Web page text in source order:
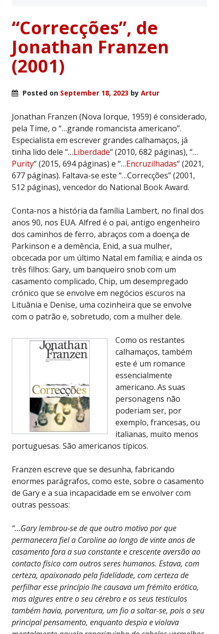
“Correcções”, de
Jonathan Franzen
(2001)
Posted on September 18, 2023 by Artur
Jonathan Franzen (Nova Iorque, 1959) é considerado,
pela Time, o “…grande romancista americano”.
Especialista em escrever grandes calhamaços, já
tinha lido dele “…Liberdade“ (2010, 682 páginas), “…
Purity“ (2015, 694 páginas) e “…Encruzilhadas“ (2021,
677 páginas). Faltava-se este “…Correcções” (2001,
512 páginas), vencedor do National Book Award.
Conta-nos a história da família Lambert, no final dos
anos 90, nos EUA. Alfred é o pai, antigo engenheiro
dos caminhos de ferro, abraços com a doença de
Parkinson e a demência, Enid, a sua mulher,
obcecada por um último Natal em família; e ainda os
três filhos: Gary, um banqueiro snob com um
casamento complicado, Chip, um desempregado
crónico que se envolve em negócios escuros na
Lituânia e Denise, uma cozinheira que se envolve
com o patrão e, sobretudo, com a mulher dele.
Como os restantes
calhamaços, também
este é um romance
essencialmente
americano. As suas
personagens não
poderiam ser, por
exemplo, francesas, ou
italianas, muito menos
portuguesas. São americanos típicos.
Franzen escreve que se desunha, fabricando
enormes parágrafos, como este, sobre o casamento
de Gary e a sua incapacidade em se envolver com
outras pessoas:
“…Gary lembrou-se de que outro motivo por que
permanecera fiel a Caroline ao longo de vinte anos de
casamento fora a sua constante e crescente aversão ao
contacto físico com outros seres humanos. Estava, com
certeza, apaixonado pela fidelidade, com certeza de
perfilhar esse princípio lhe causava um frémito erótico,
mas algures entre o seu cérebro e os seus testículos
também havia, porventura, um fio a soltar-se, pois o seu
principal pensamento, enquanto despia e violava